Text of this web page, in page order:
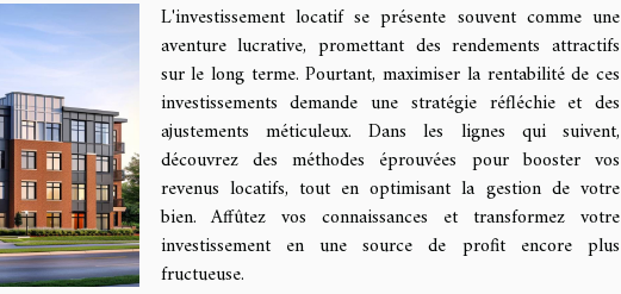
L'investissement locatif se présente souvent comme une
aventure lucrative, promettant des rendements attractifs
sur le long terme. Pourtant, maximiser la rentabilité de ces
investissements demande une stratégie réfléchie et des
ajustements méticuleux. Dans les lignes qui suivent,
découvrez des méthodes éprouvées pour booster vos
revenus locatifs, tout en optimisant la gestion de votre
bien. Affûtez vos connaissances et transformez votre
investissement en une source de profit encore plus
fructueuse.